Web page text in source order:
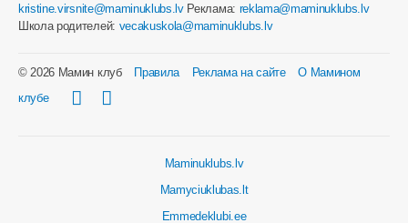
kristine.virsnite@maminuklubs.lvРеклама: reklama@maminuklubs.lv
Школа родителей: vecakuskola@maminuklubs.lv
© 2026 Мамин клуб Правила Реклама на сайте
О Мамином
клубе
Maminuklubs.lv
Mamyciuklubas.lt
Emmedeklubi.ee